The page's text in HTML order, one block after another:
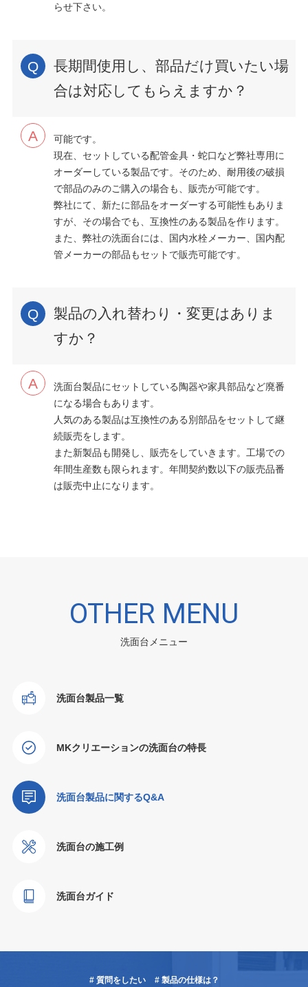
らせ下さい。
長期間使用し、部品だけ買いたい場
合は対応してもらえますか？
可能です。
現在、セットしている配管金具・蛇口など弊社専用に
オーダーしている製品です。そのため、耐用後の破損
で部品のみのご購入の場合も、販売が可能です。
弊社にて、新たに部品をオーダーする可能性もありま
すが、その場合でも、互換性のある製品を作ります。
また、弊社の洗面台には、国内水栓メーカー、国内配
管メーカーの部品もセットで販売可能です。
製品の入れ替わり・変更はありま
すか？
洗面台製品にセットしている陶器や家具部品など廃番
になる場合もあります。
人気のある製品は互換性のある別部品をセットして継
続販売をします。
また新製品も開発し、販売をしていきます。工場での
年間生産数も限られます。年間契約数以下の販売品番
は販売中止になります。
OTHER MENU
洗面台メニュー
洗面台製品一覧
MKクリエーションの洗面台の特長
洗面台製品に関するQ&A
洗面台の施工例
洗面台ガイド
# 質問をしたい # 製品の仕様は？